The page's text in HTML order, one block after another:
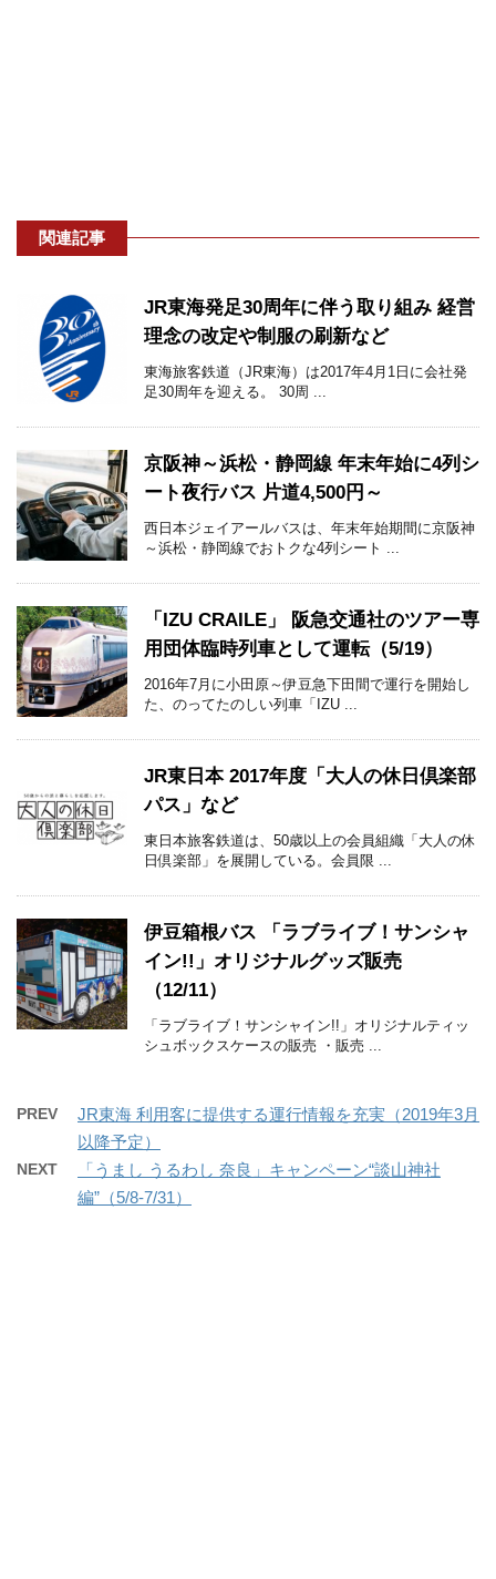
関連記事
JR東海発足30周年に伴う取り組み 経営
理念の改定や制服の刷新など
東海旅客鉄道（JR東海）は2017年4月1日に会社発
足30周年を迎える。 30周 ...
京阪神～浜松・静岡線 年末年始に4列シ
ート夜行バス 片道4,500円～
西日本ジェイアールバスは、年末年始期間に京阪神
～浜松・静岡線でおトクな4列シート ...
「IZU CRAILE」 阪急交通社のツアー専
用団体臨時列車として運転（5/19）
2016年7月に小田原～伊豆急下田間で運行を開始し
た、のってたのしい列車「IZU ...
JR東日本 2017年度「大人の休日倶楽部
パス」など
東日本旅客鉄道は、50歳以上の会員組織「大人の休
日倶楽部」を展開している。会員限 ...
伊豆箱根バス 「ラブライブ！サンシャ
イン!!」オリジナルグッズ販売
（12/11）
「ラブライブ！サンシャイン!!」オリジナルティッ
シュボックスケースの販売 ・販売 ...
PREV
JR東海 利用客に提供する運行情報を充実（2019年3月
以降予定）
NEXT
「うまし うるわし 奈良」キャンペーン“談山神社
編”（5/8-7/31）